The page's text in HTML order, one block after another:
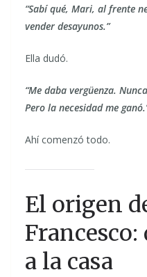
“Sabí qué, Mari, al frente
vender desayunos.”
Ella dudó.
“Me daba vergüenza.
Pero la necesidad me
Ahí comenzó todo.
El origen
a la casa